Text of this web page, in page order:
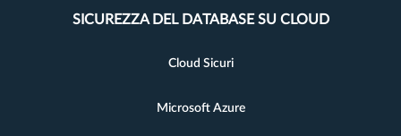
SICUREZZA DEL DATABASE SU CLOUD
Cloud Sicuri
Microsoft Azure